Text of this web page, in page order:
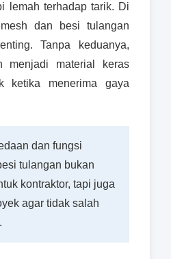
lemah terhadap tarik. Di
dan besi tulangan
Tanpa keduanya,
menjadi material keras
ketika menerima gaya
dan fungsi
tulangan bukan
kontraktor, tapi juga
agar tidak salah